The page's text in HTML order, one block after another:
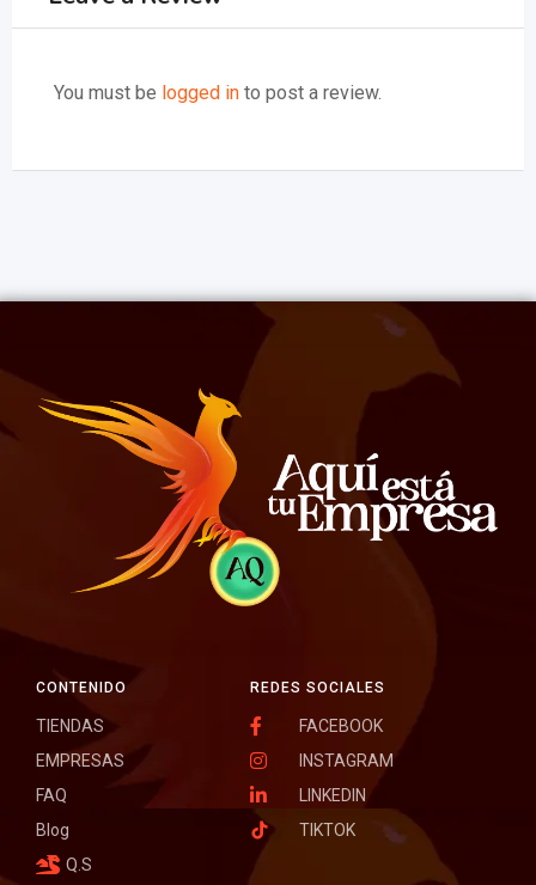
You must be logged in to post a review.
REDES SOCIALES
FACEBOOK
INSTAGRAM
LINKEDIN
TIKTOK
CONTENIDO
TIENDAS
EMPRESAS
FAQ
Blog
Q.S